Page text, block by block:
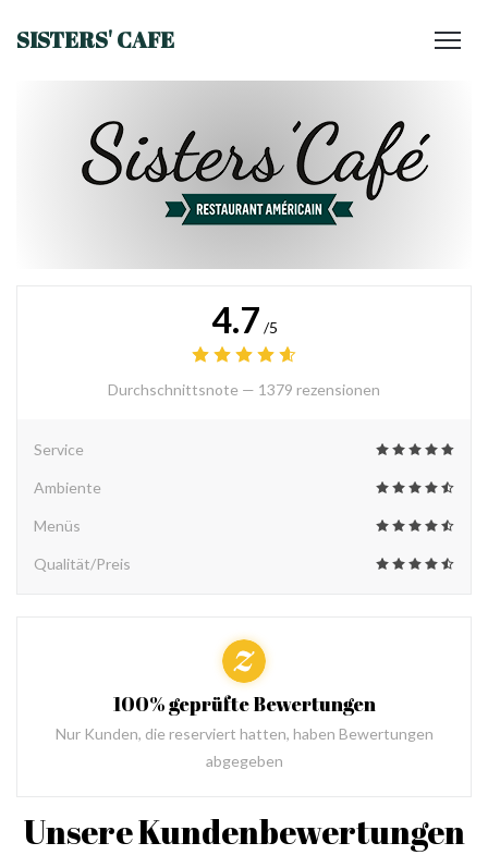
SISTERS' CAFE
Unsere Kundenbewertungen
4.7 /5
Durchschnittsnote — 1379 rezensionen
Service
Ambiente
Menüs
Qualität/Preis
100% geprüfte Bewertungen
Nur Kunden, die reserviert hatten, haben Bewertungen
abgegeben